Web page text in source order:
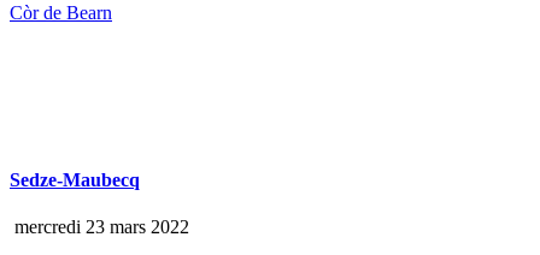
Còr de Bearn
Sedze-Maubecq
mercredi 23 mars 2022